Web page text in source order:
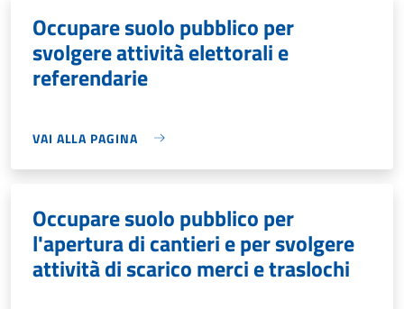
Occupare suolo pubblico per
svolgere attività elettorali e
referendarie
VAI ALLA PAGINA
Occupare suolo pubblico per
l'apertura di cantieri e per svolgere
attività di scarico merci e traslochi